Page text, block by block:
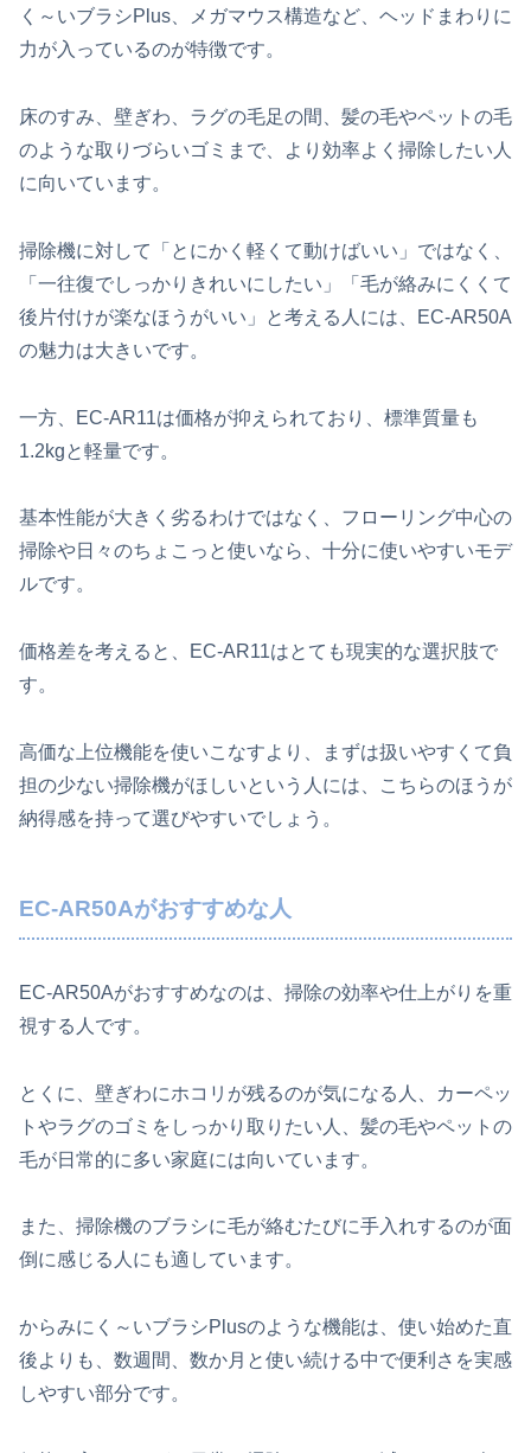
く～いブラシPlus、メガマウス構造など、ヘッドまわりに
力が入っているのが特徴です。
床のすみ、壁ぎわ、ラグの毛足の間、髪の毛やペットの毛
のような取りづらいゴミまで、より効率よく掃除したい人
に向いています。
掃除機に対して「とにかく軽くて動けばいい」ではなく、
「一往復でしっかりきれいにしたい」「毛が絡みにくくて
後片付けが楽なほうがいい」と考える人には、EC-AR50A
の魅力は大きいです。
一方、EC-AR11は価格が抑えられており、標準質量も
1.2kgと軽量です。
基本性能が大きく劣るわけではなく、フローリング中心の
掃除や日々のちょこっと使いなら、十分に使いやすいモデ
ルです。
価格差を考えると、EC-AR11はとても現実的な選択肢で
す。
高価な上位機能を使いこなすより、まずは扱いやすくて負
担の少ない掃除機がほしいという人には、こちらのほうが
納得感を持って選びやすいでしょう。
EC-AR50Aがおすすめな人
EC-AR50Aがおすすめなのは、掃除の効率や仕上がりを重
視する人です。
とくに、壁ぎわにホコリが残るのが気になる人、カーペッ
トやラグのゴミをしっかり取りたい人、髪の毛やペットの
毛が日常的に多い家庭には向いています。
また、掃除機のブラシに毛が絡むたびに手入れするのが面
倒に感じる人にも適しています。
からみにく～いブラシPlusのような機能は、使い始めた直
後よりも、数週間、数か月と使い続ける中で便利さを実感
しやすい部分です。